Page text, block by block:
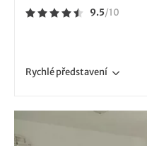
9.5/10
Rychlépředstavení